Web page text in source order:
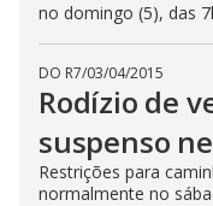
no domingo (5), das
DO R7/03/04/2015
Rodízio de
suspenso
Restrições para
normalmente no